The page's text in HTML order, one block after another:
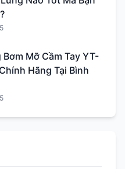
Bơm Mỡ Cầm Tay YT-
Hãng Tại Bình